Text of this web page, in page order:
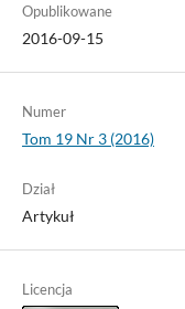
Opublikowane
2016-09-15
Numer
Tom 19 Nr 3 (2016)
Dział
Artykuł
Licencja